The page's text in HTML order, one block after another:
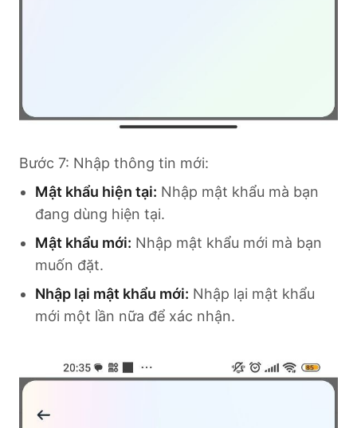
Bước 7: Nhập thông tin mới:
Mật khẩu hiện tại: Nhập mật khẩu mà bạn
đang dùng hiện tại.
Mật khẩu mới: Nhập mật khẩu mới mà bạn
muốn đặt.
Nhập lại mật khẩu mới: Nhập lại mật khẩu
mới một lần nữa để xác nhận.